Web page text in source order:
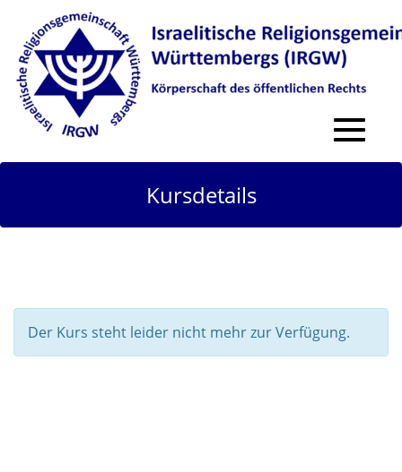
Toggle
Kursdetails
Der Kurs steht leider nicht mehr zur Verfügung.